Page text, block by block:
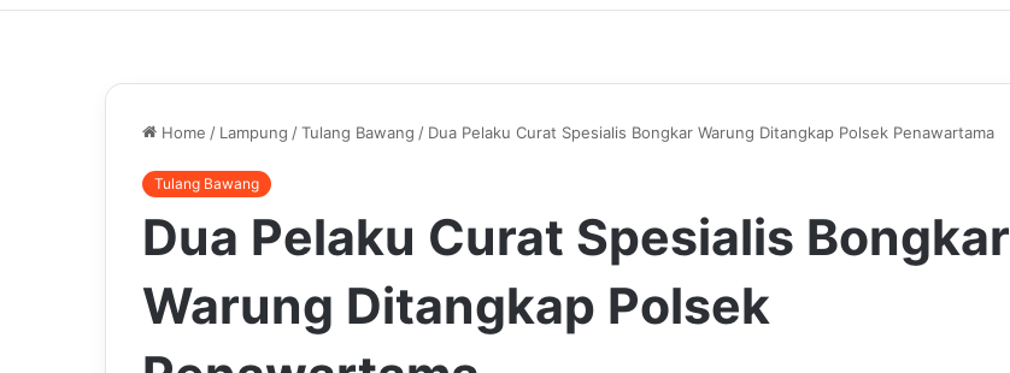
Home / Lampung /Tulang Bawang / Dua Pelaku Curat Spesialis Bongkar Warung Ditangkap Polsek Penawartama
Tulang Bawang
Dua Pelaku Curat Spesialis Bongkar
Warung Ditangkap Polsek